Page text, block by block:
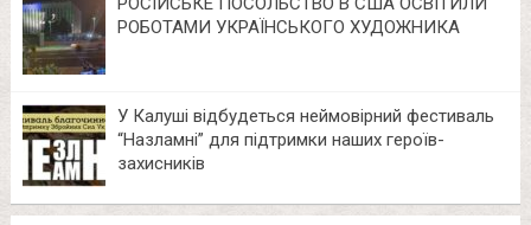
РОБОТАМИ УКРАЇНСЬКОГО ХУДОЖНИКА
У Калуші відбудеться неймовірний фестиваль
“Назламні” для підтримки наших героїв-
захисників